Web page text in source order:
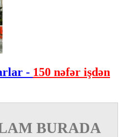
- 150 nəfər işdən
BURADA